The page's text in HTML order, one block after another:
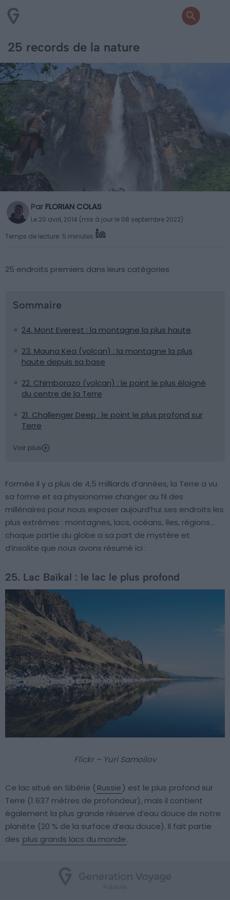
25 records de la nature
Par FLORIAN COLAS
Le 20 avril, 2014 (mis à jour le 08 septembre 2022)
Temps de lecture: 5 minutes
25 endroits premiers dans leurs catégories
Sommaire
24. Mont Everest : la montagne la plus haute
23. Mauna Kea (volcan) : la montagne la plus
haute depuis sa base
22. Chimborazo (volcan) : le point le plus éloigné
du centre de la Terre
21. Challenger Deep : le point le plus profond sur
Terre
Voir plus
Formée il y a plus de 4,5 milliards d’années, la Terre a vu
sa forme et sa physionomie changer au fil des
millénaires pour nous exposer aujourd’hui ses endroits les
plus extrêmes : montagnes, lacs, océans, îles, régions…
chaque partie du globe a sa part de mystère et
d’insolite que nous avons résumé ici :
25. Lac Baïkal : le lac le plus profond
Flickr – Yuri Samoilov
Ce lac situé en Sibérie (Russie) est le plus profond sur
Terre (1 637 mètres de profondeur), mais il contient
également la plus grande réserve d’eau douce de notre
planète (20 % de la surface d’eau douce). Il fait partie
des plus grands lacs du monde.